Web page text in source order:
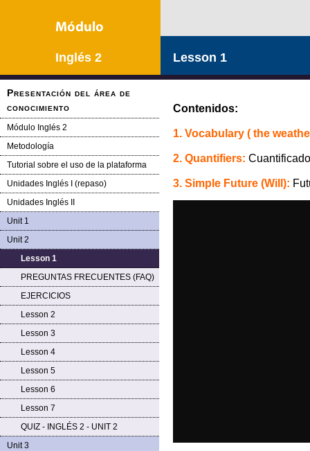
Inglés 2
Presentación del área de
conocimiento
Módulo Inglés 2
Metodología
Tutorial sobre el uso de la plataforma
Unidades Inglés I (repaso)
Unidades Inglés II
Unit 1
Unit 2
Lesson 1
PREGUNTAS FRECUENTES (FAQ)
EJERCICIOS
Lesson 2
Lesson 3
Lesson 4
Lesson 5
Lesson 6
Lesson 7
QUIZ - INGLÉS 2 - UNIT 2
Unit 3
Lesson 1
Contenidos:
1. Vocabulary ( the
2. Quantifiers:
3. Simple Future (Will):